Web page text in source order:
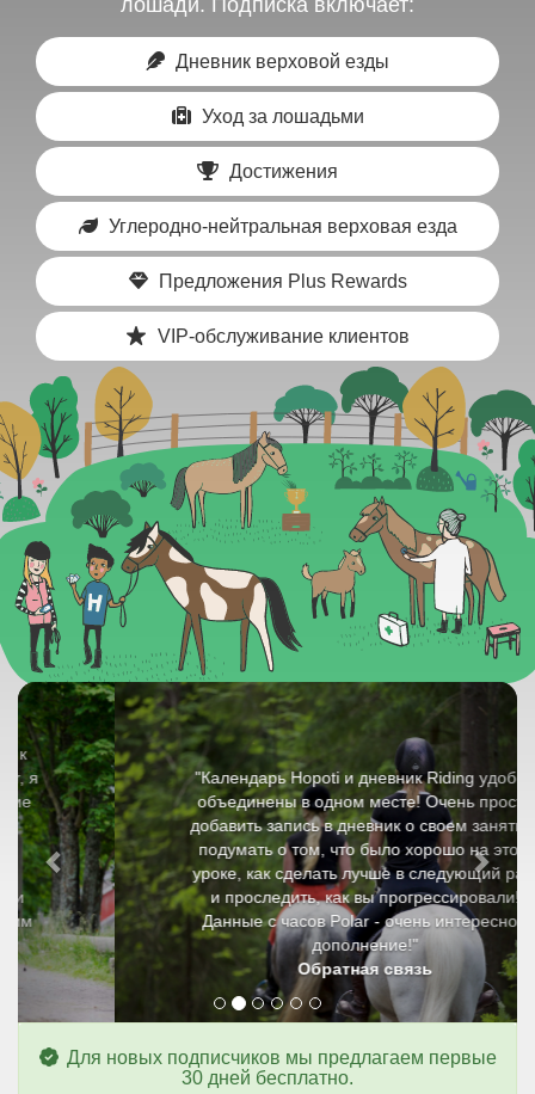
Дневник верховой езды
Уход за лошадьми
Достижения
Углеродно-нейтральная верховая езда
Предложения Plus Rewards
VIP-обслуживание клиентов
"Календарь Hopoti и дневник Riding удобно
объединены в одном месте! Очень просто
добавить запись в дневник о своем занятии,
подумать о том, что было хорошо на этом
уроке, как сделать лучше в следующий раз,
и проследить, как вы прогрессировали!
Данные с часов Polar - очень интересное
дополнение!"
Обратная связь
Previous Next
Для новых подписчиков мы предлагаем первые
30 дней бесплатно.